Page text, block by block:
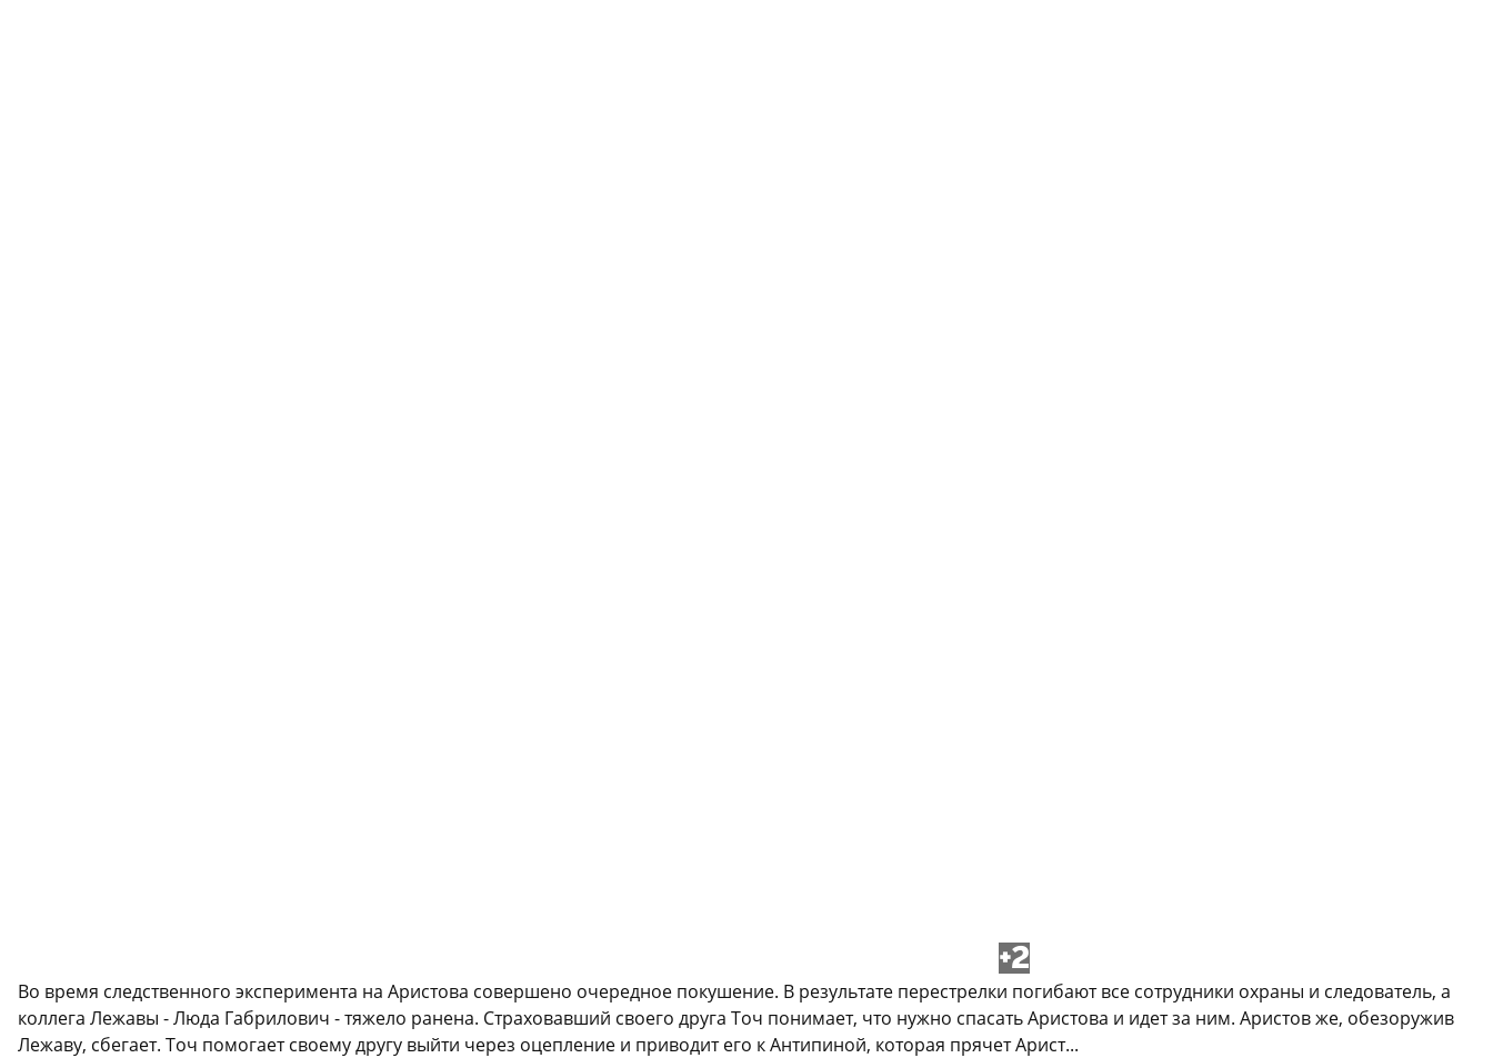
+2
Во время следственного эксперимента на Аристова совершено очередное покушение. В результате перестрелки погибают все сотрудники охраны и следователь, а
коллега Лежавы - Люда Габрилович - тяжело ранена. Страховавший своего друга Точ понимает, что нужно спасать Аристова и идет за ним. Аристов же, обезоружив
Лежаву, сбегает. Точ помогает своему другу выйти через оцепление и приводит его к Антипиной, которая прячет Арист...